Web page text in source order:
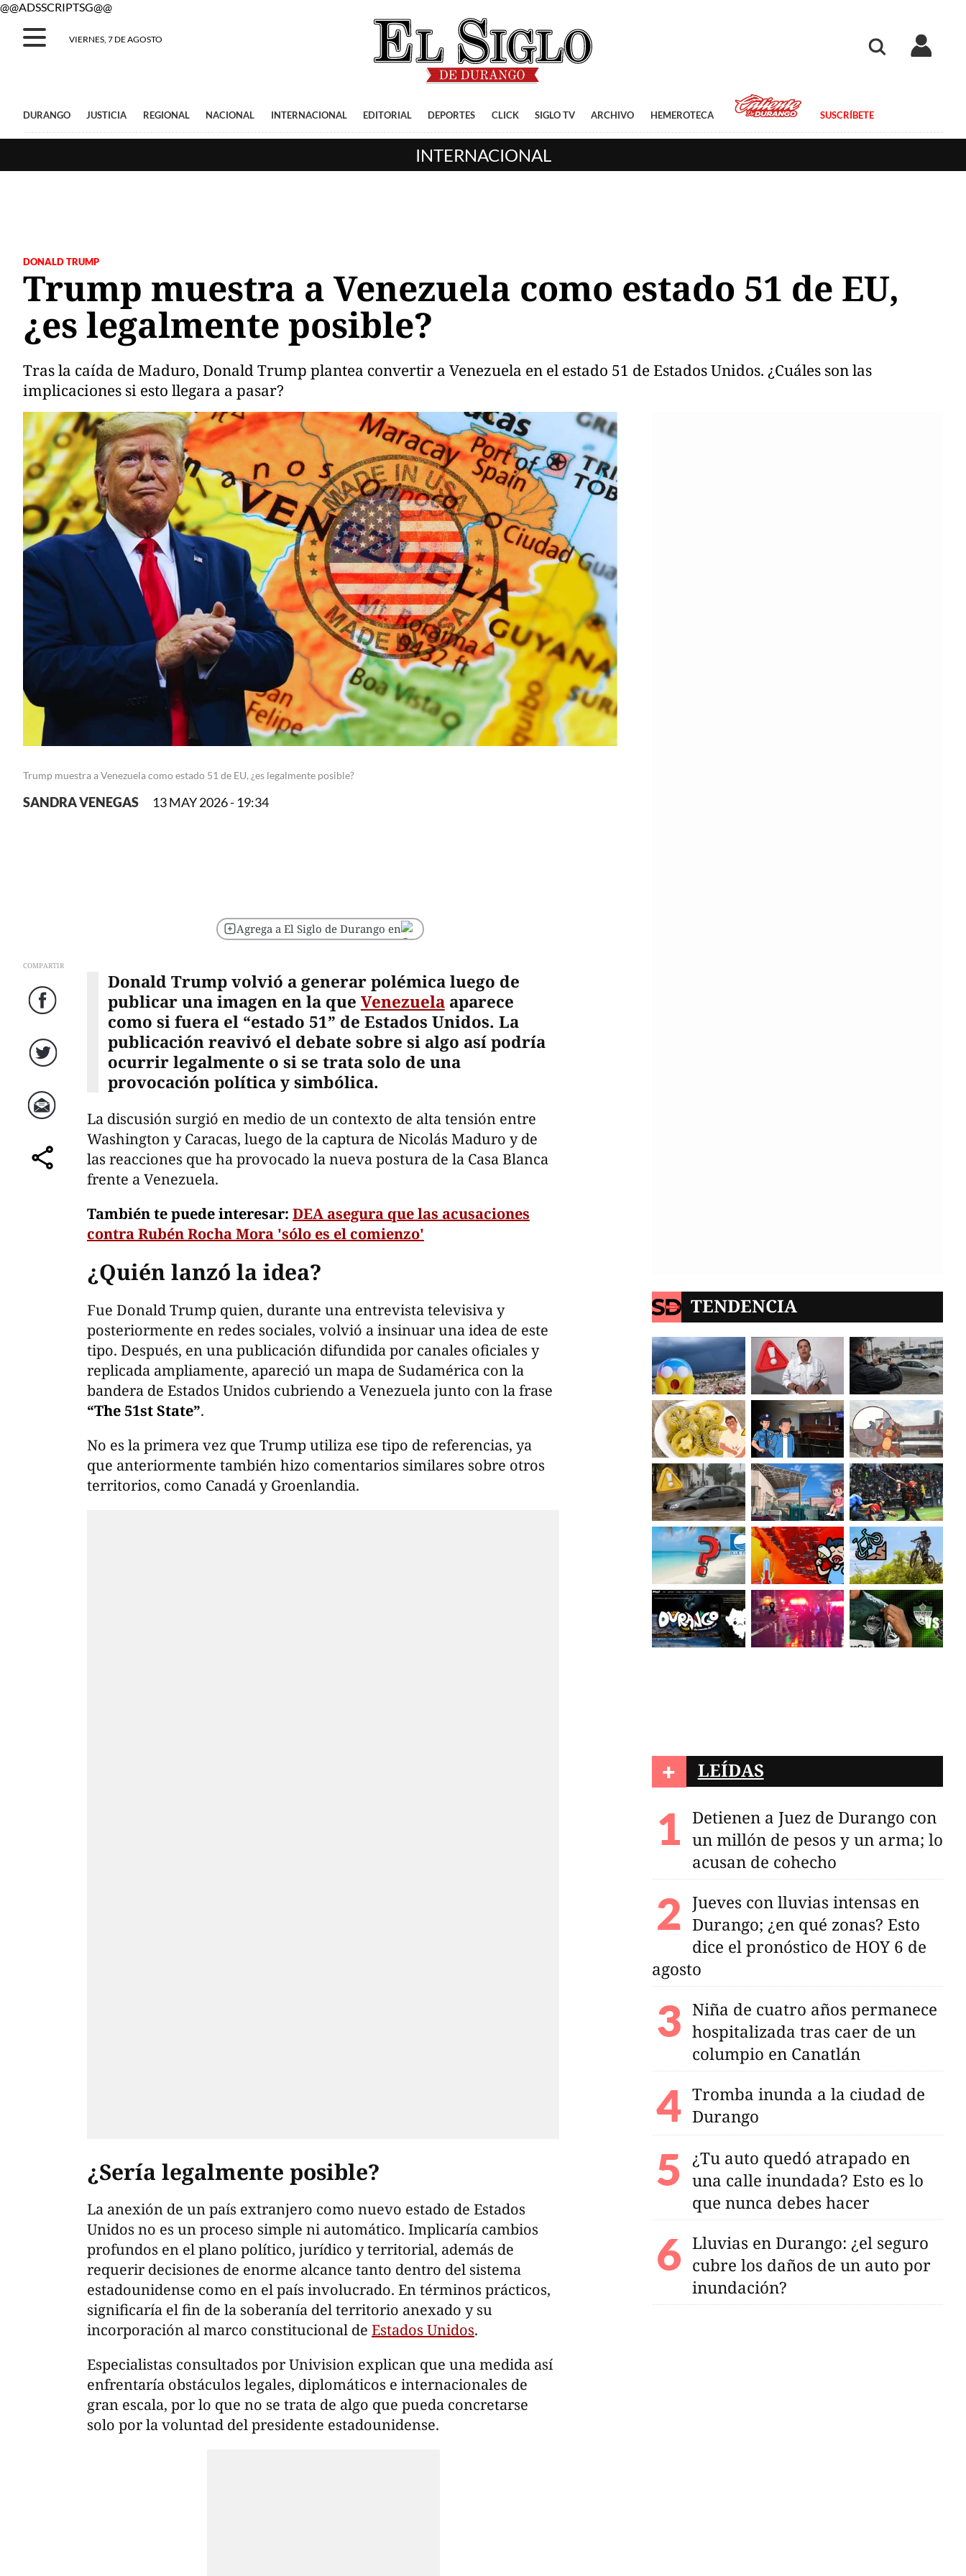
@@ADSSCRIPTSG@@
VIERNES, 7 DE AGOSTO
DURANGO JUSTICIA REGIONAL NACIONAL INTERNACIONAL EDITORIAL DEPORTES CLICK SIGLO TV ARCHIVO HEMEROTECA SUSCRÍBETE
INTERNACIONAL
DONALD TRUMP
Trump muestra a Venezuela como estado 51 de EU,
¿es legalmente posible?
Tras la caída de Maduro, Donald Trump plantea convertir a Venezuela en el estado 51 de Estados Unidos. ¿Cuáles son las
implicaciones si esto llegara a pasar?
Trump muestra a Venezuela como estado 51 de EU, ¿es legalmente posible?
SANDRA VENEGAS 13 MAY 2026 - 19:34
Agrega a El Siglo de Durango en
COMPARTIR
Facebook
Twitter
Correo
comparte
Donald Trump volvió a generar polémica luego de
publicar una imagen en la que Venezuelaaparece
como si fuera el “estado 51” de Estados Unidos. La
publicación reavivó el debate sobre si algo así podría
ocurrir legalmente o si se trata solo de una
provocación política y simbólica.
La discusión surgió en medio de un contexto de alta tensión entre
Washington y Caracas, luego de la captura de Nicolás Maduro y de
las reacciones que ha provocado la nueva postura de la Casa Blanca
frente a Venezuela.
También te puede interesar: DEA asegura que las acusaciones
contra Rubén Rocha Mora 'sólo es el comienzo'
¿Quién lanzó la idea?
Fue Donald Trump quien, durante una entrevista televisiva y
posteriormente en redes sociales, volvió a insinuar una idea de este
tipo. Después, en una publicación difundida por canales oficiales y
replicada ampliamente, apareció un mapa de Sudamérica con la
bandera de Estados Unidos cubriendo a Venezuela junto con la frase
“The 51st State”.
No es la primera vez que Trump utiliza ese tipo de referencias, ya
que anteriormente también hizo comentarios similares sobre otros
territorios, como Canadá y Groenlandia.
¿Sería legalmente posible?
La anexión de un país extranjero como nuevo estado de Estados
Unidos no es un proceso simple ni automático. Implicaría cambios
profundos en el plano político, jurídico y territorial, además de
requerir decisiones de enorme alcance tanto dentro del sistema
estadounidense como en el país involucrado. En términos prácticos,
significaría el fin de la soberanía del territorio anexado y su
incorporación al marco constitucional de Estados Unidos.
Especialistas consultados por Univision explican que una medida así
enfrentaría obstáculos legales, diplomáticos e internacionales de
gran escala, por lo que no se trata de algo que pueda concretarse
solo por la voluntad del presidente estadounidense.
TENDENCIA
+ LEÍDAS
Detienen a Juez de Durango con
un millón de pesos y un arma; lo
acusan de cohecho
Jueves con lluvias intensas en
Durango; ¿en qué zonas? Esto
dice el pronóstico de HOY 6 de
agosto
Niña de cuatro años permanece
hospitalizada tras caer de un
columpio en Canatlán
Tromba inunda a la ciudad de
Durango
¿Tu auto quedó atrapado en
una calle inundada? Esto es lo
que nunca debes hacer
Lluvias en Durango: ¿el seguro
cubre los daños de un auto por
inundación?